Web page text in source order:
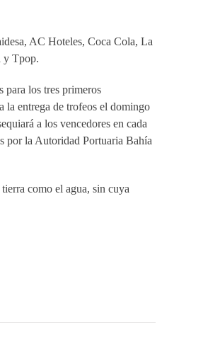
AC Hoteles, Coca Cola, La
y Tpop.
para los tres primeros
la entrega de trofeos el domingo
a los vencedores en cada
por la Autoridad Portuaria Bahía
como el agua, sin cuya